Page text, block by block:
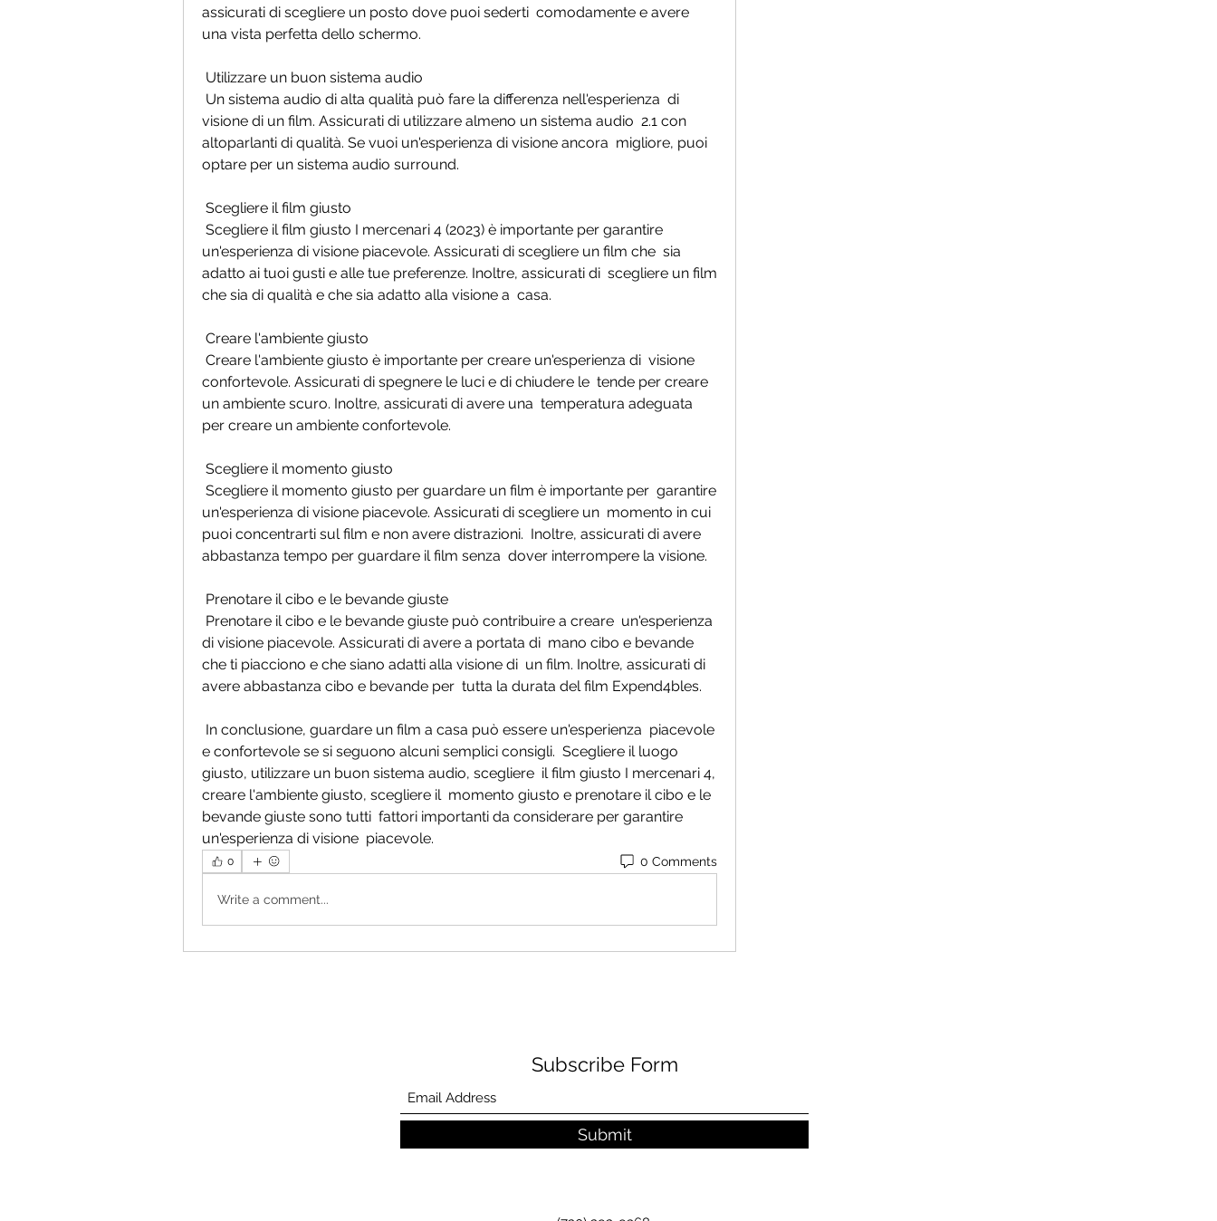
assicurati di scegliere un posto dove puoi sederti  comodamente e avere
una vista perfetta dello schermo.
Utilizzare un buon sistema audio
visione di un film. Assicurati di utilizzare almeno un sistema audio  2.1 con
altoparlanti di qualità. Se vuoi un'esperienza di visione ancora  migliore, puoi
optare per un sistema audio surround.
Scegliere il film giusto
un'esperienza di visione piacevole. Assicurati di scegliere un film che  sia
adatto ai tuoi gusti e alle tue preferenze. Inoltre, assicurati di  scegliere un film
che sia di qualità e che sia adatto alla visione a  casa.
Creare l'ambiente giusto
confortevole. Assicurati di spegnere le luci e di chiudere le  tende per creare
un ambiente scuro. Inoltre, assicurati di avere una  temperatura adeguata
per creare un ambiente confortevole.
Scegliere il momento giusto
un'esperienza di visione piacevole. Assicurati di scegliere un  momento in cui
puoi concentrarti sul film e non avere distrazioni.  Inoltre, assicurati di avere
abbastanza tempo per guardare il film senza  dover interrompere la visione.
Prenotare il cibo e le bevande giuste
di visione piacevole. Assicurati di avere a portata di  mano cibo e bevande
che ti piacciono e che siano adatti alla visione di  un film. Inoltre, assicurati di
avere abbastanza cibo e bevande per  tutta la durata del film Expend4bles.
e confortevole se si seguono alcuni semplici consigli.  Scegliere il luogo
giusto, utilizzare un buon sistema audio, scegliere  il film giusto I mercenari 4,
creare l'ambiente giusto, scegliere il  momento giusto e prenotare il cibo e le
bevande giuste sono tutti  fattori importanti da considerare per garantire
un'esperienza di visione  piacevole.
0 0 Comments
Write a comment...
Subscribe Form
Submit